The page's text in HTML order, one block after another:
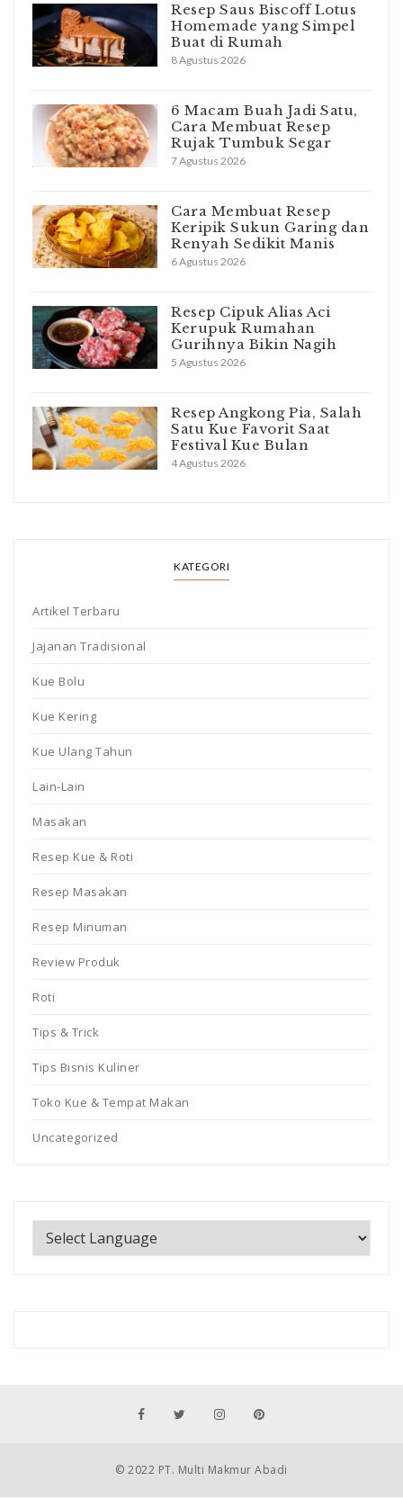
Resep Saus Biscoff Lotus
Homemade yang Simpel
Buat di Rumah
8 Agustus 2026
6 Macam Buah Jadi Satu,
Cara Membuat Resep
Rujak Tumbuk Segar
7 Agustus 2026
Cara Membuat Resep
Keripik Sukun Garing dan
Renyah Sedikit Manis
6 Agustus 2026
Resep Cipuk Alias Aci
Kerupuk Rumahan
Gurihnya Bikin Nagih
5 Agustus 2026
Resep Angkong Pia, Salah
Satu Kue Favorit Saat
Festival Kue Bulan
4 Agustus 2026
KATEGORI
Artikel Terbaru
Jajanan Tradisional
Kue Bolu
Kue Kering
Kue Ulang Tahun
Lain-Lain
Masakan
Resep Kue & Roti
Resep Masakan
Resep Minuman
Review Produk
Roti
Tips & Trick
Tips Bisnis Kuliner
Toko Kue & Tempat Makan
Uncategorized
© 2022 PT. Multi Makmur Abadi